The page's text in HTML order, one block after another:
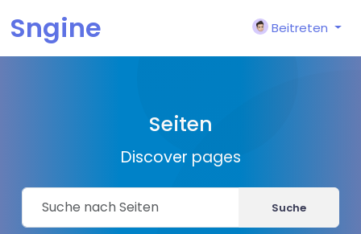
Sngine Beitreten
Seiten
Discover pages
Suche